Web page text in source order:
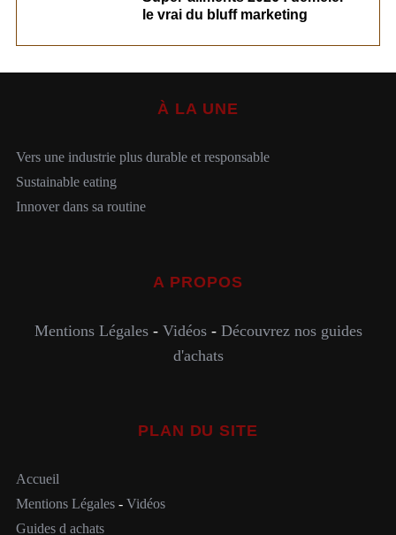
le vrai du bluff marketing
À LA UNE
Vers une industrie plus durable et responsable
Sustainable eating
Innover dans sa routine
A PROPOS
Mentions Légales- Vidéos- Découvrez nos guides
d'achats
PLAN DU SITE
Accueil
Mentions Légales- Vidéos
Guides d achats